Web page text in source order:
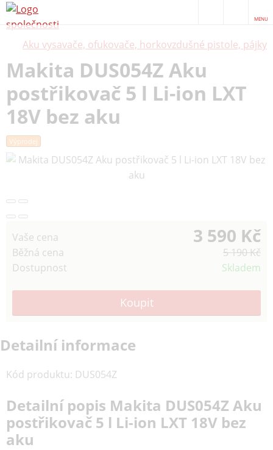
MENU
Aku vysavače, ofukovače, horkovzdušné pistole, pájky
Makita DUS054Z Aku
postřikovač 5 l Li-ion LXT
18V bez aku
Výprodej
Vaše cena 3 590 Kč
Běžná cena
5 190 Kč
Dostupnost
Skladem
Detailní informace
Kód produktu: DUS054Z
Detailní popis Makita DUS054Z Aku
postřikovač 5 l Li-ion LXT 18V bez
aku